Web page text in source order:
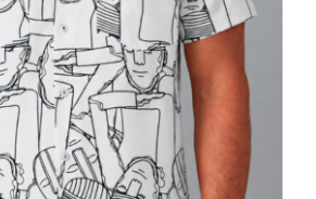
en
la
página
de
producto